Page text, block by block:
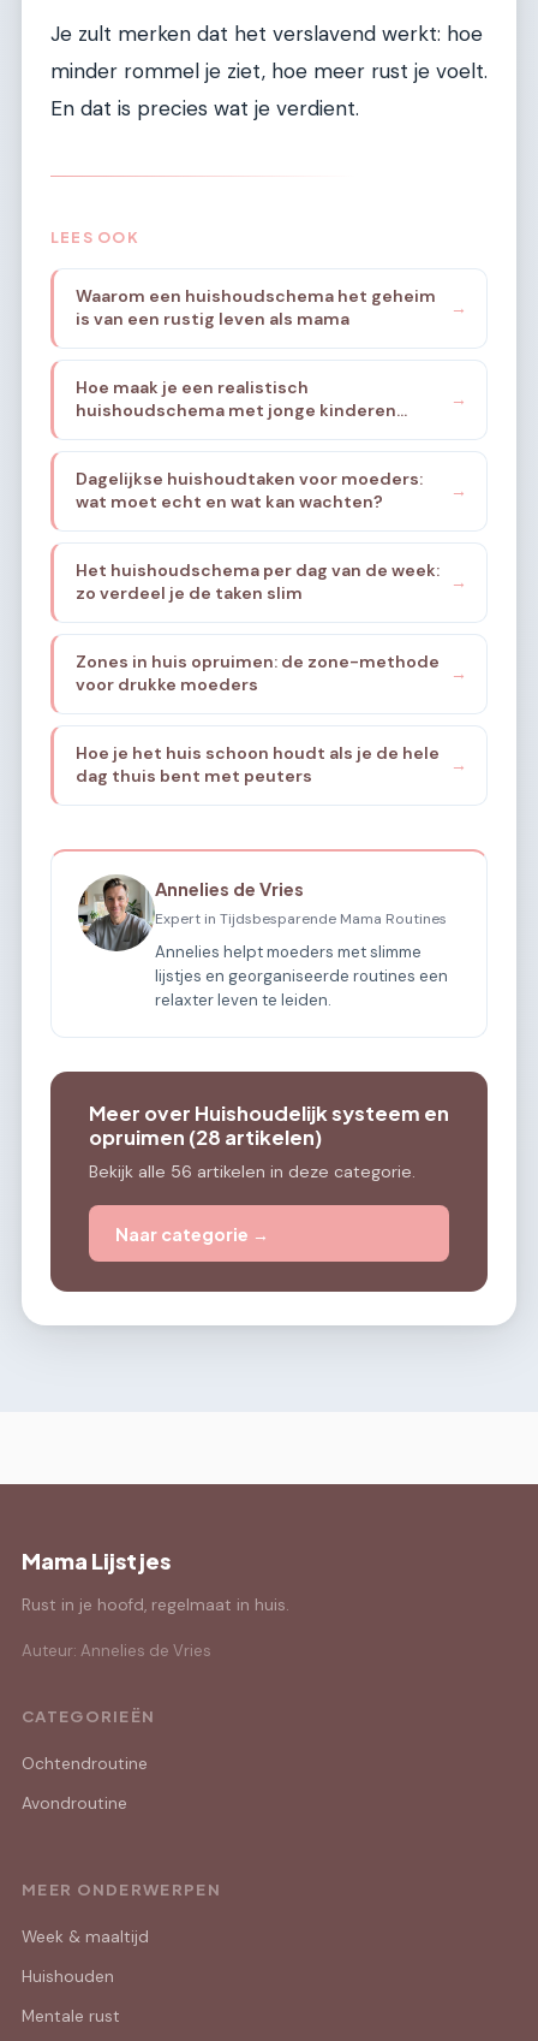
Je zult merken dat het verslavend werkt: hoe
minder rommel je ziet, hoe meer rust je voelt.
En dat is precies wat je verdient.
LEES OOK
Waarom een huishoudschema het geheim
is van een rustig leven als mama
→
Hoe maak je een realistisch
huishoudschema met jonge kinderen
→
Dagelijkse huishoudtaken voor moeders:
wat moet echt en wat kan wachten?
→
Het huishoudschema per dag van de week:
zo verdeel je de taken slim
→
Zones in huis opruimen: de zone-methode
voor drukke moeders
→
Hoe je het huis schoon houdt als je de hele
dag thuis bent met peuters
→
Annelies de Vries
Expert in Tijdsbesparende Mama Routines
Annelies helpt moeders met slimme
lijstjes en georganiseerde routines een
relaxter leven te leiden.
Meer over Huishoudelijk systeem en
opruimen (28 artikelen)
Bekijk alle 56 artikelen in deze categorie.
Naar categorie →
Mama Lijstjes
Rust in je hoofd, regelmaat in huis.
Auteur: Annelies de Vries
CATEGORIEËN
Ochtendroutine
Avondroutine
MEER ONDERWERPEN
Week & maaltijd
Huishouden
Mentale rust